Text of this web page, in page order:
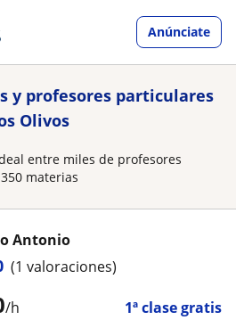
Anúnciate
y profesores particulares
Olivos
entre miles de profesores
materias
/h 1ª clase gratis
Antonio
(1 valoraciones)